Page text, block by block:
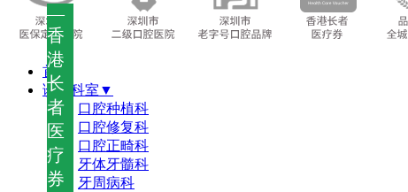
—
香
港
长
者
医
疗
券
首页
诊疗科室▼
口腔种植科
口腔修复科
口腔正畸科
牙体牙髓科
牙周病科